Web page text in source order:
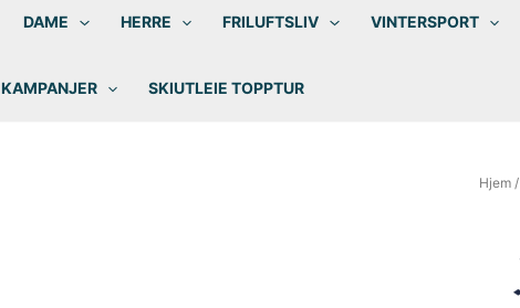
DAME HERRE FRILUFTSLIV VINTERSPORT
KAMPANJER SKIUTLEIE TOPPTUR
Hjem/